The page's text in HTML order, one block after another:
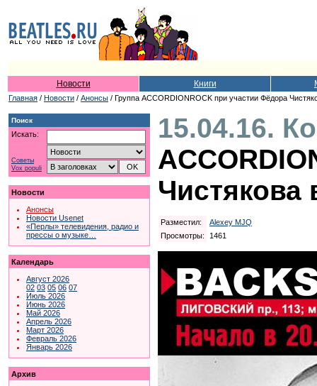
Новости Книги
Главная / Новости / Анонсы / Группа ACCORDIONROCK при участии Фёдора
Поиск
Искать:
Советы
Vox populi
Новости
Анонсы
Новости Usenet
«Перлы» телевидения, радио и
прессы о музыке…
Календарь
Август 2026
02 03 05 06 07
Июль 2026
Июнь 2026
Май 2026
Апрель 2026
Март 2026
Февраль 2026
Январь 2026
Архив
15.04.16.
Чистякова
Разместил:
Alexey MJQ
Просмотры:
1461